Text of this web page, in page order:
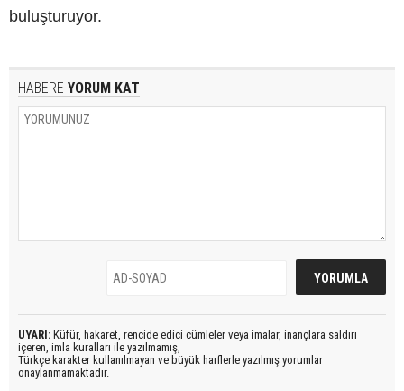
buluşturuyor.
HABERE YORUM KAT
UYARI: Küfür, hakaret, rencide edici cümleler veya imalar, inançlara saldırı
içeren, imla kuralları ile yazılmamış,
Türkçe karakter kullanılmayan ve büyük harflerle yazılmış yorumlar
onaylanmamaktadır.